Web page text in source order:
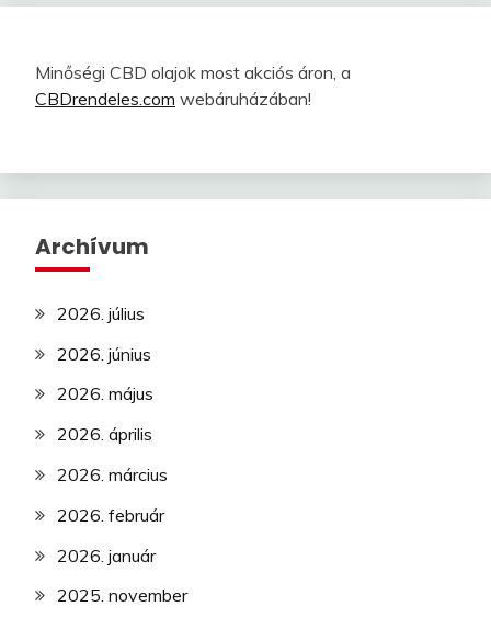
Minőségi CBD olajok most akciós áron, a
CBDrendeles.com webáruházában!
Archívum
2026. július
2026. június
2026. május
2026. április
2026. március
2026. február
2026. január
2025. november